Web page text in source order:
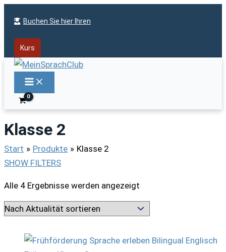
Inhalt
springen
Buchen Sie hier Ihren
Kurs
Klasse 2
Start Produkte
Klasse 2
SHOW FILTERS
Alle 4 Ergebnisse werden angezeigt
Aktualität
sortiert